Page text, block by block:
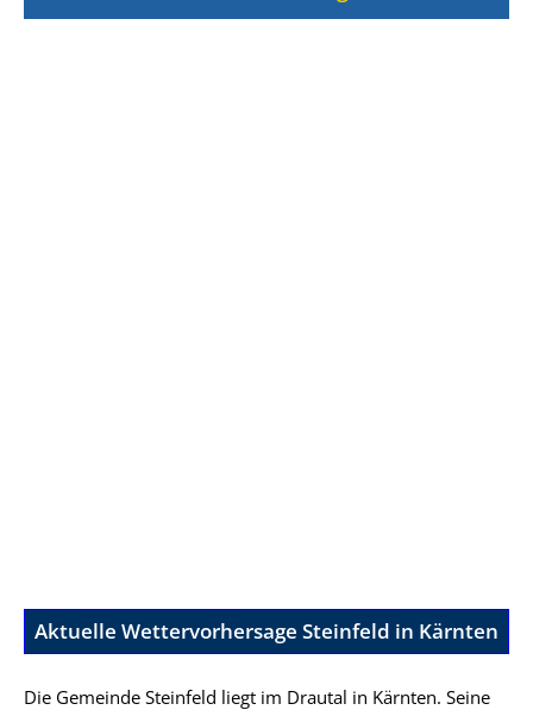
Aktuelle Wettervorhersage Steinfeld in Kärnten
Die Gemeinde Steinfeld liegt im Drautal in Kärnten. Seine